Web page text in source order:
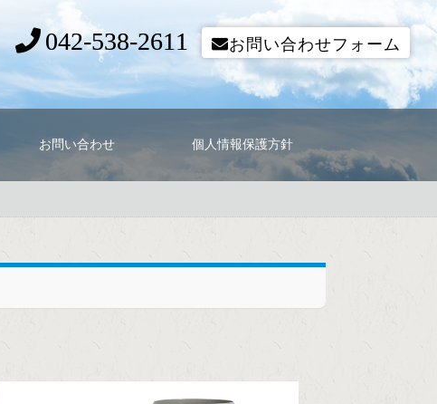
042-538-2611 お問い合わせフォーム
お問い合わせ 個人情報保護方針